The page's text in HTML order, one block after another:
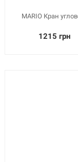
MARIO Кран
1215 грн